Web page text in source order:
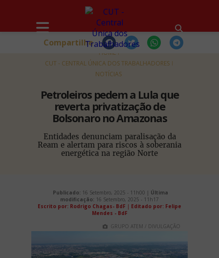
HOME
CUT - CENTRAL ÚNICA DOS TRABALHADORES
NOTÍCIAS
Petroleiros pedem a Lula que
reverta privatização de
Bolsonaro no Amazonas
Entidades denunciam paralisação da
Ream e alertam para riscos à soberania
energética na região Norte
Compartilhe
Publicado: 16 Setembro, 2025 - 11h00 | Última
modificação: 16 Setembro, 2025 - 11h17
Escrito por: Rodrigo Chagas- BdF | Editado por: Felipe
Mendes - BdF
GRUPO ATEM / DIVULGAÇÃO